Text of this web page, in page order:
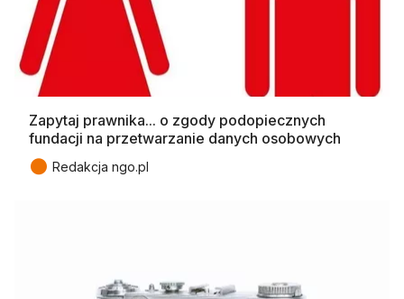
Zapytaj prawnika... o zgody podopiecznych
fundacji na przetwarzanie danych osobowych
● Redakcja ngo.pl